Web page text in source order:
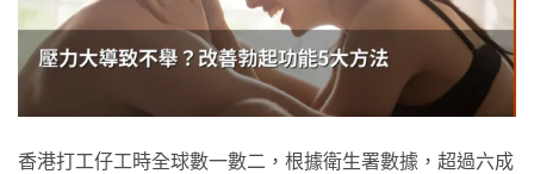
香港打工仔工時全球數一數二，根據衛生署數據，超過六成